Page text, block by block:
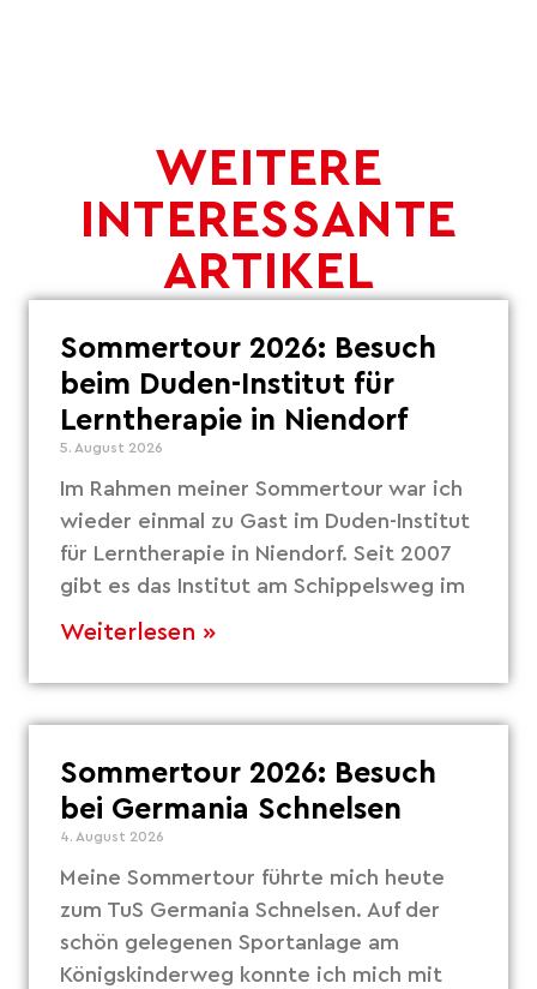
WEITERE
INTERESSANTE
ARTIKEL
Sommertour 2026: Besuch
beim Duden-Institut für
Lerntherapie in Niendorf
5. August 2026
Im Rahmen meiner Sommertour war ich
wieder einmal zu Gast im Duden-Institut
für Lerntherapie in Niendorf. Seit 2007
gibt es das Institut am Schippelsweg im
Weiterlesen »
Sommertour 2026: Besuch
bei Germania Schnelsen
4. August 2026
Meine Sommertour führte mich heute
zum TuS Germania Schnelsen. Auf der
schön gelegenen Sportanlage am
Königskinderweg konnte ich mich mit